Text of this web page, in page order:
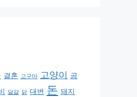
결혼 고구마 고양이 곰
달걀 닭 대변 돈 돼지